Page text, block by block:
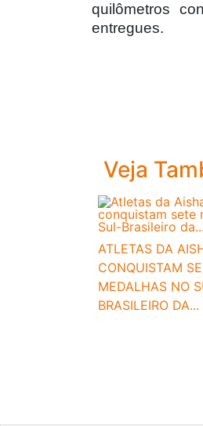
quilômetros
entregues.
Veja
ATLETAS DA
CONQUISTAM
MEDALHAS NO
BRASILEIRO DA...